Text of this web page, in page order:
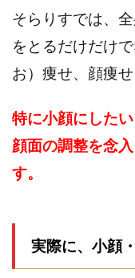
そらりすでは、
をとるだけだけ
お）痩せ、顔痩
特に小顔にした
顔面の調整を念
す。
実際に、小顔